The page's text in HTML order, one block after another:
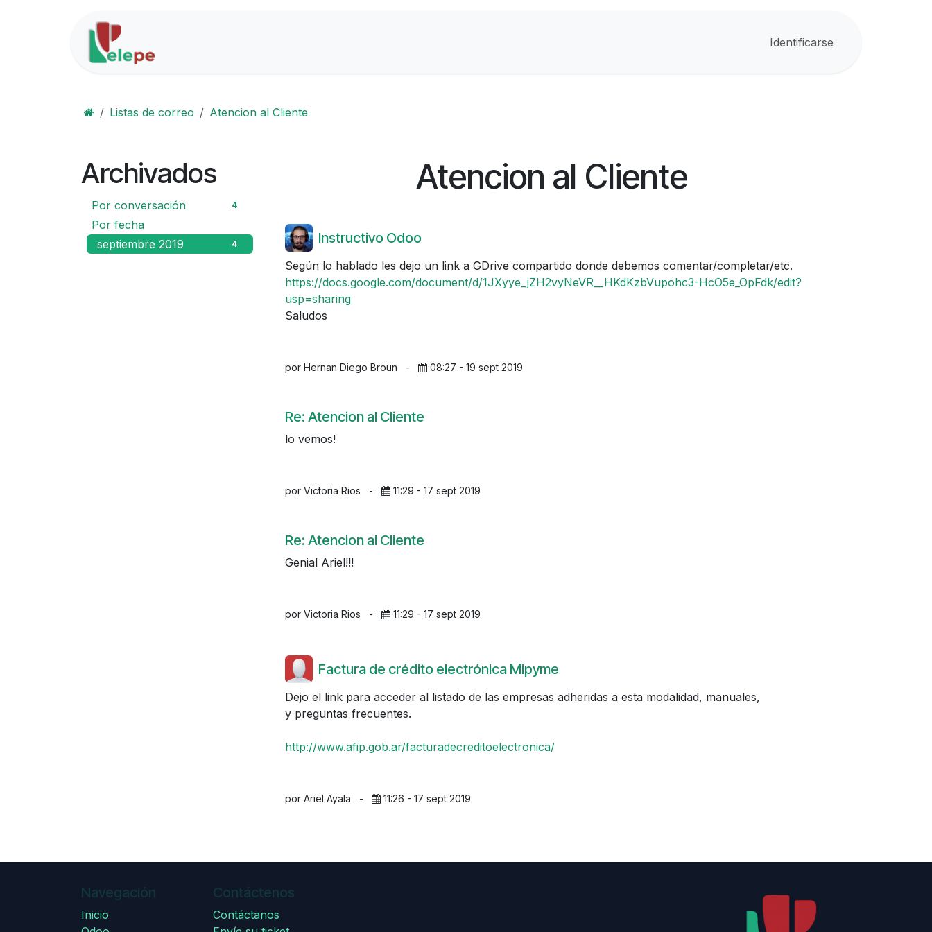
Identificarse
Listas de correo Atencion al Cliente
Archivados
Por conversación 4
Por fecha
septiembre 2019
4
Atencion al Cliente
Instructivo Odoo
Según lo hablado les dejo un link a GDrive compartido donde debemos comentar/completar/etc.
https://docs.google.com/document/d/1JXyye_jZH2vyNeVR__HKdKzbVupohc3-HcO5e_OpFdk/edit?
usp=sharing
Saludos
por Hernan Diego Broun - 08:27 - 19 sept 2019
Re: Atencion al Cliente
lo vemos!
por Victoria Rios - 11:29 - 17 sept 2019
Re: Atencion al Cliente
Genial Ariel!!!
por Victoria Rios - 11:29 - 17 sept 2019
Factura de crédito electrónica Mipyme
Dejo el link para acceder al listado de las empresas adheridas a esta modalidad, manuales,
y preguntas frecuentes.
http://www.afip.gob.ar/facturadecreditoelectronica/
por Ariel Ayala - 11:26 - 17 sept 2019
Navegación
Inicio
Contáctenos
Contáctanos